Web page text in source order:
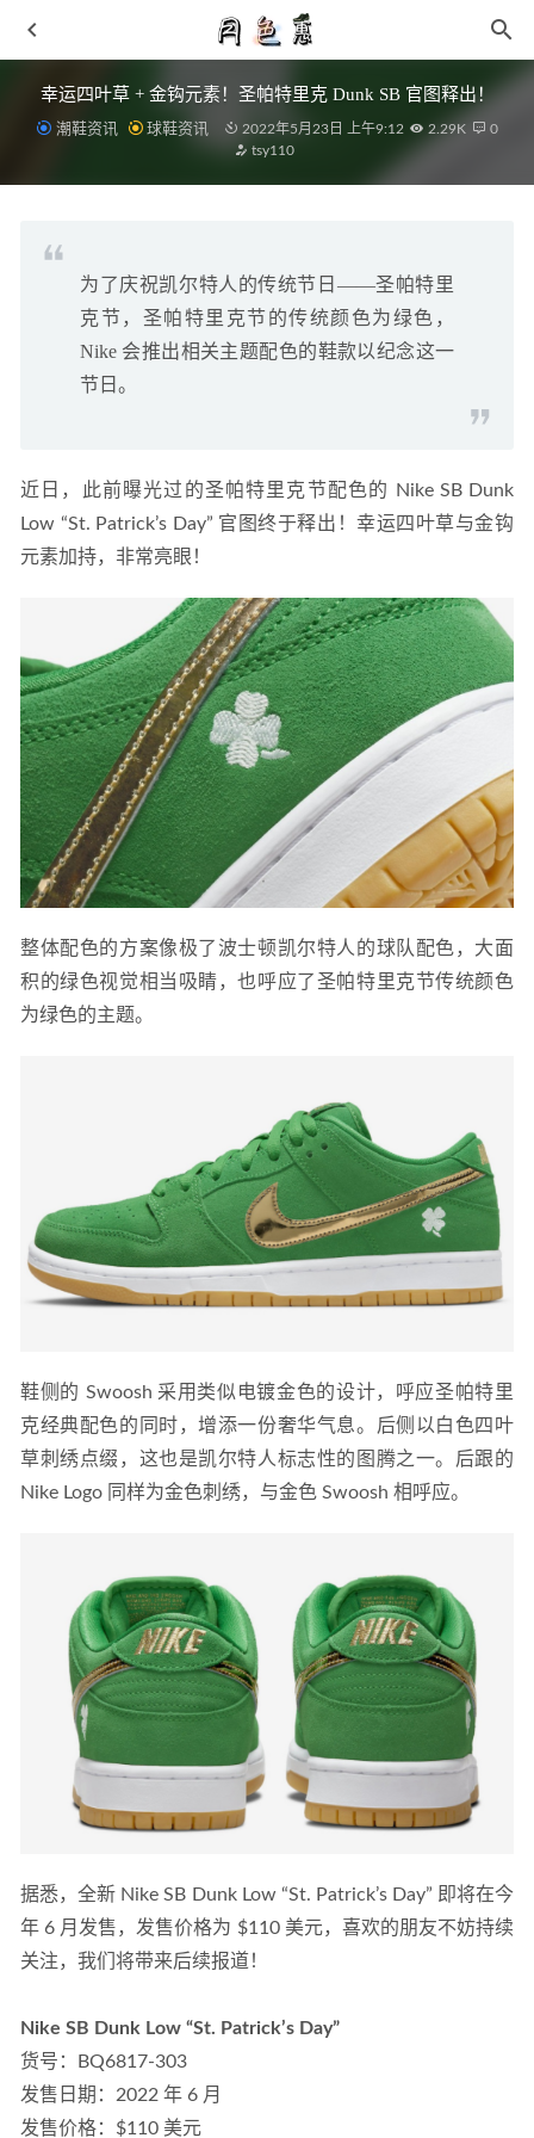
幸运四叶草 + 金钩元素！圣帕特里克 Dunk SB 官图释出！
潮鞋资讯 球鞋资讯 2022年5月23日 上午9:12 2.29K
0
tsy110
为了庆祝凯尔特人的传统节日——圣帕特里
克节，圣帕特里克节的传统颜色为绿色，
Nike 会推出相关主题配色的鞋款以纪念这一
节日。
近日，此前曝光过的圣帕特里克节配色的 Nike SB Dunk
Low “St. Patrick’s Day” 官图终于释出！幸运四叶草与金钩
元素加持，非常亮眼！
整体配色的方案像极了波士顿凯尔特人的球队配色，大面
积的绿色视觉相当吸睛，也呼应了圣帕特里克节传统颜色
为绿色的主题。
鞋侧的 Swoosh 采用类似电镀金色的设计，呼应圣帕特里
克经典配色的同时，增添一份奢华气息。后侧以白色四叶
草刺绣点缀，这也是凯尔特人标志性的图腾之一。后跟的
Nike Logo 同样为金色刺绣，与金色 Swoosh 相呼应。
据悉，全新 Nike SB Dunk Low “St. Patrick’s Day” 即将在今
年 6 月发售，发售价格为 $110 美元，喜欢的朋友不妨持续
关注，我们将带来后续报道！
Nike SB Dunk Low “St. Patrick’s Day”
货号：BQ6817-303
发售日期：2022 年 6 月
发售价格：$110 美元
李宁惟吾 PRO 寻才问料_纸主题鞋款即将开催 2021-05-28
坡跟鞋和长裙配吗 坡跟鞋搭配雪纺长裙仙气飙升 2019-05-
Stüssy x Nike全新「富婆快乐鞋」实物曝光！
2021-
小众质感复古风跑鞋！ 阿迪三叶草全新 TRX Runner 即将发
售 2022-03-30